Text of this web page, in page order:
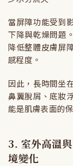
當屏障功能受到
下降與乾燥問題
降低整體皮膚屏
感程度。
因此，長時間坐
鼻翼脫屑、底妝
能是肌膚表面的
3. 室外高溫
境變化